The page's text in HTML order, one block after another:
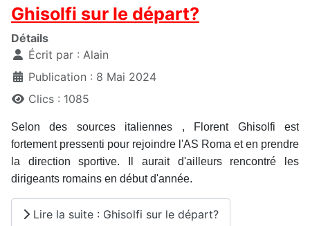
Ghisolfi sur le départ?
Détails
Écrit par : Alain
Publication : 8 Mai 2024
Clics : 1085
Selon des sources italiennes , Florent Ghisolfi est
fortement pressenti pour rejoindre l'AS Roma et en prendre
la direction sportive. Il aurait d'ailleurs rencontré les
dirigeants romains en début d'année.
Lire la suite : Ghisolfi sur le départ?